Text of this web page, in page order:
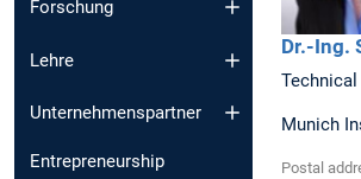
Forschung
Lehre
Unternehmenspartner
Entrepreneurship
Dr.-Ing.
Munich
Postal